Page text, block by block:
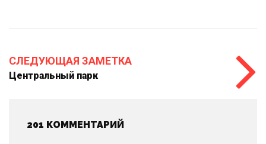
СЛЕДУЮЩАЯ ЗАМЕТКА
Центральный парк
201 КОММЕНТАРИЙ